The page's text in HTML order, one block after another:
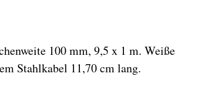
100 mm, 9,5 x 1 m. Weiße
Stahlkabel 11,70 cm lang.